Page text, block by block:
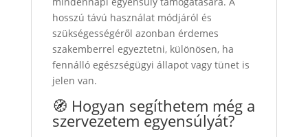
hosszú távú használat módjáról és
szükségességéről azonban érdemes
szakemberrel egyeztetni, különösen, ha
fennálló egészségügyi állapot vagy tünet is
jelen van.
🧭 Hogyan segíthetem még a
szervezetem egyensúlyát?